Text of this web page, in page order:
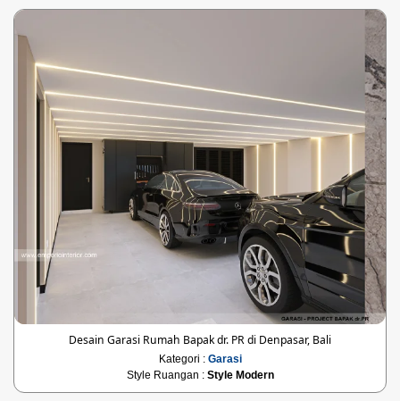
Desain Garasi Rumah Bapak dr. PR di Denpasar, Bali
Kategori : Garasi
Style Ruangan : Style Modern